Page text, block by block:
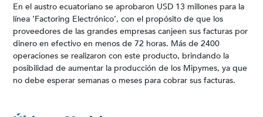
En el austro ecuatoriano se aprobaron USD 13 millones para la
línea ‘Factoring Electrónico’, con el propósito de que los
proveedores de las grandes empresas canjeen sus facturas por
dinero en efectivo en menos de 72 horas. Más de 2400
operaciones se realizaron con este producto, brindando la
posibilidad de aumentar la producción de los Mipymes, ya que
no debe esperar semanas o meses para cobrar sus facturas.